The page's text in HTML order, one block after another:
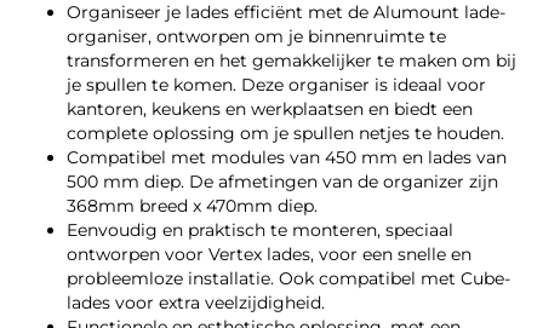
Organiseer je lades efficiënt met de Alumount lade-
organiser, ontworpen om je binnenruimte te
transformeren en het gemakkelijker te maken om bij
je spullen te komen. Deze organiser is ideaal voor
kantoren, keukens en werkplaatsen en biedt een
complete oplossing om je spullen netjes te houden.
Compatibel met modules van 450 mm en lades van
500 mm diep. De afmetingen van de organizer zijn
368mm breed x 470mm diep.
Eenvoudig en praktisch te monteren, speciaal
ontworpen voor Vertex lades, voor een snelle en
probleemloze installatie. Ook compatibel met Cube-
lades voor extra veelzijdigheid.